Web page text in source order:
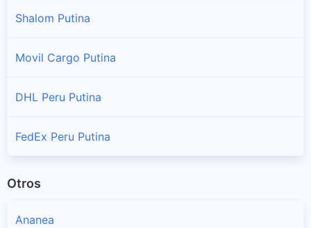
Shalom Putina
Movil Cargo Putina
DHL Peru Putina
FedEx Peru Putina
Otros
Ananea